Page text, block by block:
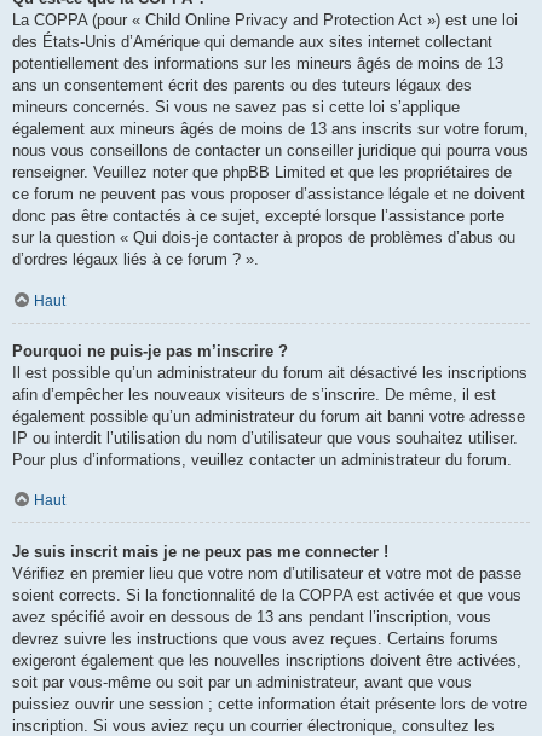
La COPPA (pour « Child Online Privacy and Protection Act ») est une loi
des États-Unis d’Amérique qui demande aux sites internet collectant
potentiellement des informations sur les mineurs âgés de moins de 13
ans un consentement écrit des parents ou des tuteurs légaux des
mineurs concernés. Si vous ne savez pas si cette loi s’applique
également aux mineurs âgés de moins de 13 ans inscrits sur votre forum,
nous vous conseillons de contacter un conseiller juridique qui pourra vous
renseigner. Veuillez noter que phpBB Limited et que les propriétaires de
ce forum ne peuvent pas vous proposer d’assistance légale et ne doivent
donc pas être contactés à ce sujet, excepté lorsque l’assistance porte
sur la question « Qui dois-je contacter à propos de problèmes d’abus ou
d’ordres légaux liés à ce forum ? ».
Haut
Pourquoi ne puis-je pas m’inscrire ?
Il est possible qu’un administrateur du forum ait désactivé les inscriptions
afin d’empêcher les nouveaux visiteurs de s’inscrire. De même, il est
également possible qu’un administrateur du forum ait banni votre adresse
IP ou interdit l’utilisation du nom d’utilisateur que vous souhaitez utiliser.
Pour plus d’informations, veuillez contacter un administrateur du forum.
Haut
Je suis inscrit mais je ne peux pas me connecter !
Vérifiez en premier lieu que votre nom d’utilisateur et votre mot de passe
soient corrects. Si la fonctionnalité de la COPPA est activée et que vous
avez spécifié avoir en dessous de 13 ans pendant l’inscription, vous
devrez suivre les instructions que vous avez reçues. Certains forums
exigeront également que les nouvelles inscriptions doivent être activées,
soit par vous-même ou soit par un administrateur, avant que vous
puissiez ouvrir une session ; cette information était présente lors de votre
inscription. Si vous aviez reçu un courrier électronique, consultez les